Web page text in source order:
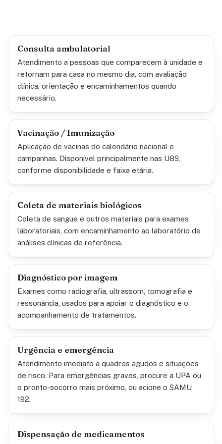
Consulta ambulatorial
Atendimento a pessoas que comparecem à unidade e
retornam para casa no mesmo dia, com avaliação
clínica, orientação e encaminhamentos quando
necessário.
Vacinação / Imunização
Aplicação de vacinas do calendário nacional e
campanhas. Disponível principalmente nas UBS,
conforme disponibilidade e faixa etária.
Coleta de materiais biológicos
Coleta de sangue e outros materiais para exames
laboratoriais, com encaminhamento ao laboratório de
análises clínicas de referência.
Diagnóstico por imagem
Exames como radiografia, ultrassom, tomografia e
ressonância, usados para apoiar o diagnóstico e o
acompanhamento de tratamentos.
Urgência e emergência
Atendimento imediato a quadros agudos e situações
de risco. Para emergências graves, procure a UPA ou
o pronto-socorro mais próximo, ou acione o SAMU
192.
Dispensação de medicamentos